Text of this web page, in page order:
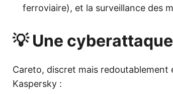
ferroviaire), et la surveillance des
💡 Une
Careto, discret mais redoutablement
Kaspersky :